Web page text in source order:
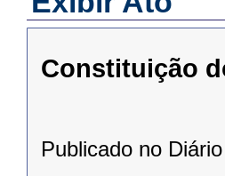
Constituição
Publicado no